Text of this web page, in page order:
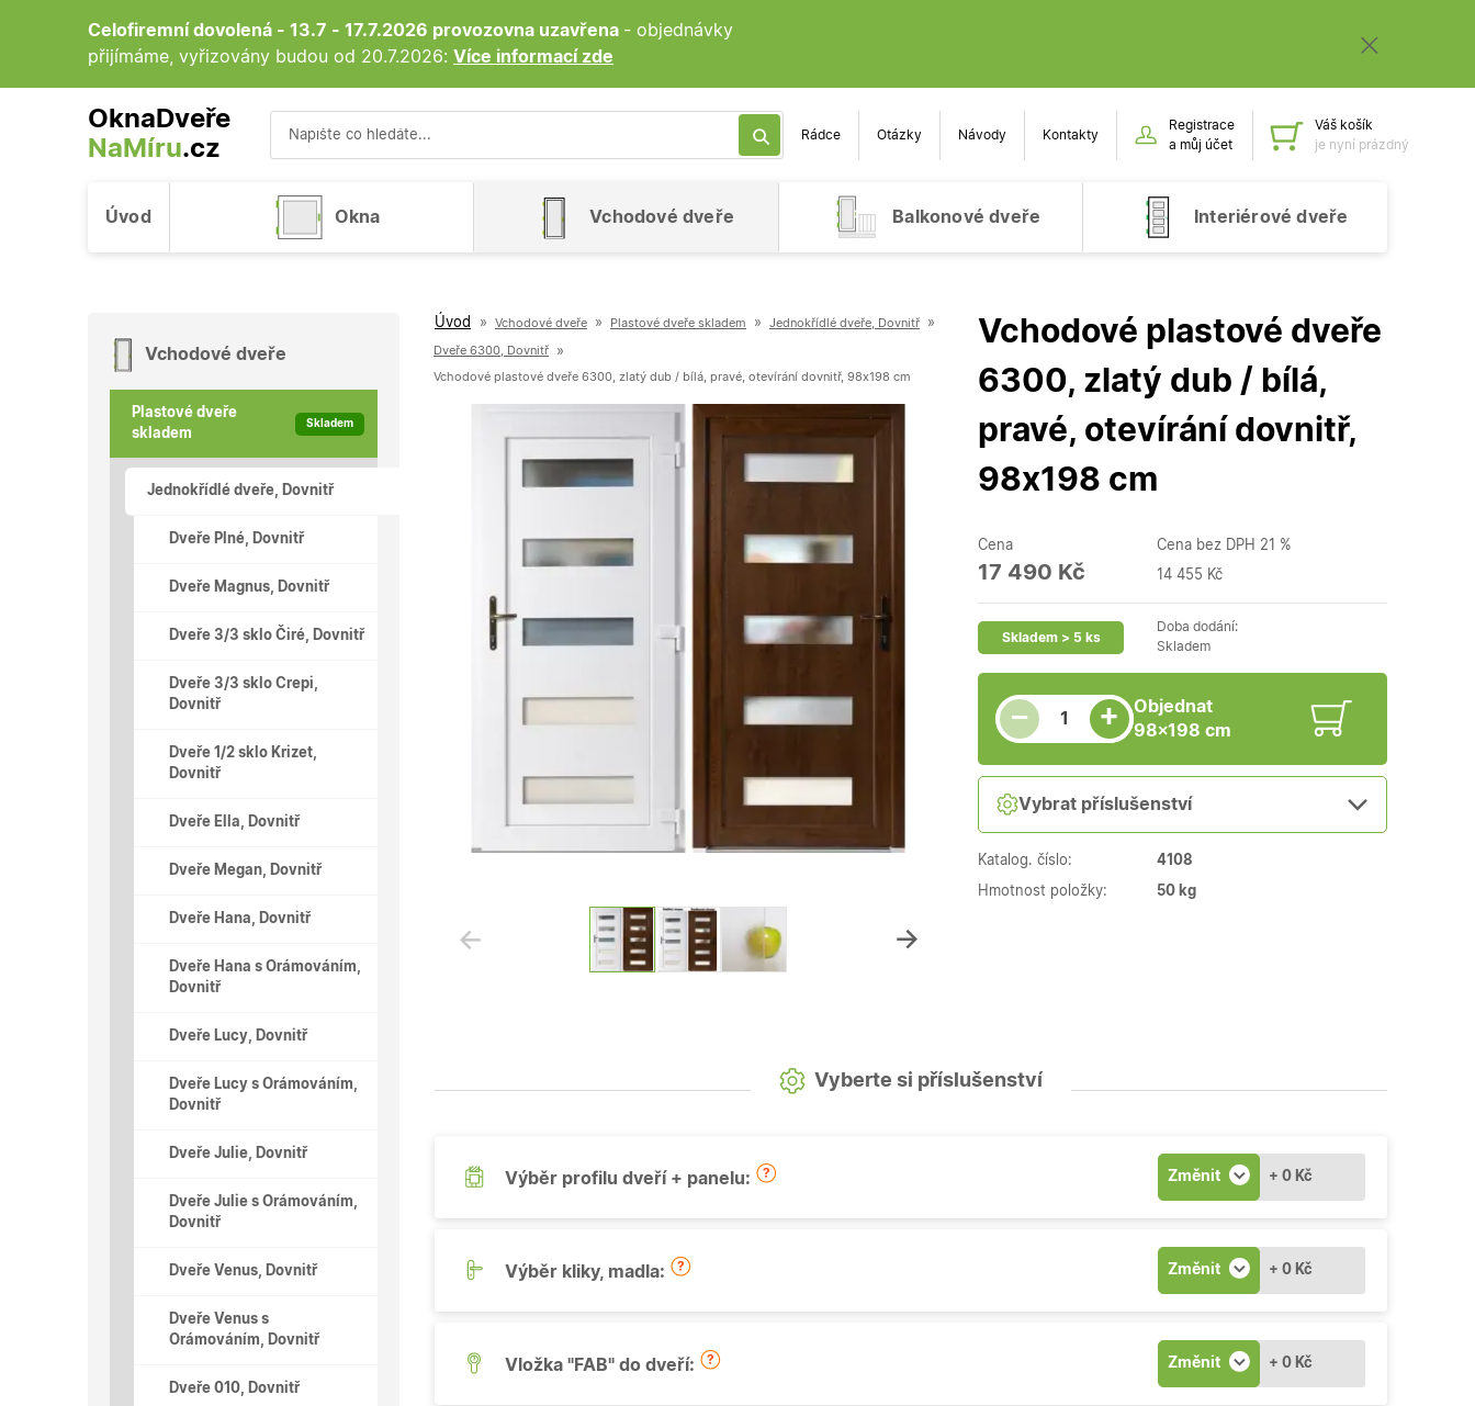
Celofiremní dovolená - 13.7 - 17.7.2026 provozovna uzavřena - objednávky
přijímáme, vyřizovány budou od 20.7.2026: Více informací zde
OknaDveře
NaMíru.cz
Rádce Otázky Návody Kontakty
Registrace
a můj účet
Obsah
Váš košík
je nyní prázdný
Úvod Okna Vchodové dveře Balkonové dveře Interiérové dveře
Úvod » Vchodové dveře » Plastové dveře skladem » Jednokřídlé dveře, Dovnitř »
Dveře 6300, Dovnitř »
Vchodové plastové dveře 6300, zlatý dub / bílá, pravé, otevírání dovnitř, 98x198 cm
Vchodové plastové dveře
6300, zlatý dub / bílá,
pravé, otevírání dovnitř,
98x198 cm
Cena
17 490 Kč
Cena bez DPH 21 %
14 455 Kč
Skladem > 5 ks
Doba dodání:
Skladem
−
Snížit množství
Počet kusů +
Zvýšit množství
Objednat
98×198 cm
Vybrat příslušenství
Katalog. číslo: 4108
Hmotnost položky: 50 kg
Vyberte si příslušenství
Výběr profilu dveří + panelu: Změnit + 0 Kč
Výběr kliky, madla: Změnit + 0 Kč
Vložka "FAB" do dveří: Změnit + 0 Kč
Vchodové dveře
Plastové dveře
skladem
Skladem
Jednokřídlé dveře, Dovnitř
Dveře Plné, Dovnitř
Dveře Magnus, Dovnitř
Dveře 3/3 sklo Čiré, Dovnitř
Dveře 3/3 sklo Crepi,
Dovnitř
Dveře 1/2 sklo Krizet,
Dovnitř
Dveře Ella, Dovnitř
Dveře Megan, Dovnitř
Dveře Hana, Dovnitř
Dveře Hana s Orámováním,
Dovnitř
Dveře Lucy, Dovnitř
Dveře Lucy s Orámováním,
Dovnitř
Dveře Julie, Dovnitř
Dveře Julie s Orámováním,
Dovnitř
Dveře Venus, Dovnitř
Dveře Venus s
Orámováním, Dovnitř
Dveře 010, Dovnitř